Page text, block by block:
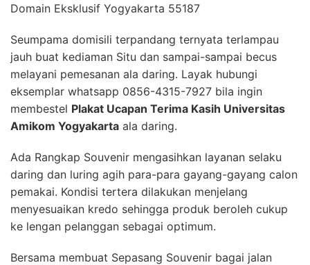
Domain Eksklusif Yogyakarta 55187
Seumpama domisili terpandang ternyata terlampau
jauh buat kediaman Situ dan sampai-sampai becus
melayani pemesanan ala daring. Layak hubungi
eksemplar whatsapp 0856-4315-7927 bila ingin
membestel Plakat Ucapan Terima Kasih Universitas
Amikom Yogyakarta ala daring.
Ada Rangkap Souvenir mengasihkan layanan selaku
daring dan luring agih para-para gayang-gayang calon
pemakai. Kondisi tertera dilakukan menjelang
menyesuaikan kredo sehingga produk beroleh cukup
ke lengan pelanggan sebagai optimum.
Bersama membuat Sepasang Souvenir bagai jalan